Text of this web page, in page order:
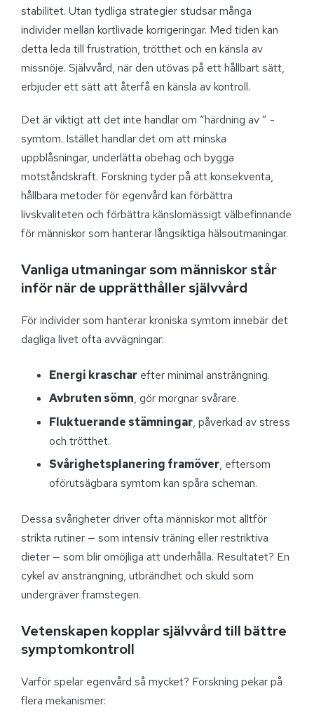
stabilitet. Utan tydliga strategier studsar många
individer mellan kortlivade korrigeringar. Med tiden kan
detta leda till frustration, trötthet och en känsla av
missnöje. Självvård, när den utövas på ett hållbart sätt,
erbjuder ett sätt att återfå en känsla av kontroll.
Det är viktigt att det inte handlar om “härdning av ” -
symtom. Istället handlar det om att minska
uppblåsningar, underlätta obehag och bygga
motståndskraft. Forskning tyder på att konsekventa,
hållbara metoder för egenvård kan förbättra
livskvaliteten och förbättra känslomässigt välbefinnande
för människor som hanterar långsiktiga hälsoutmaningar.
Vanliga utmaningar som människor står
inför när de upprätthåller självvård
För individer som hanterar kroniska symtom innebär det
dagliga livet ofta avvägningar:
Energi kraschar efter minimal ansträngning.
Avbruten sömn, gör morgnar svårare.
Fluktuerande stämningar, påverkad av stress
och trötthet.
Svårighetsplanering framöver, eftersom
oförutsägbara symtom kan spåra scheman.
Dessa svårigheter driver ofta människor mot alltför
strikta rutiner — som intensiv träning eller restriktiva
dieter — som blir omöjliga att underhålla. Resultatet? En
cykel av ansträngning, utbrändhet och skuld som
undergräver framstegen.
Vetenskapen kopplar självvård till bättre
symptomkontroll
Varför spelar egenvård så mycket? Forskning pekar på
flera mekanismer: